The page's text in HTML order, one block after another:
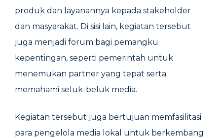
produk dan layanannya kepada stakeholder
dan masyarakat. Di sisi lain, kegiatan tersebut
juga menjadi forum bagi pemangku
kepentingan, seperti pemerintah untuk
menemukan partner yang tepat serta
memahami seluk-beluk media.
Kegiatan tersebut juga bertujuan memfasilitasi
para pengelola media lokal untuk berkembang